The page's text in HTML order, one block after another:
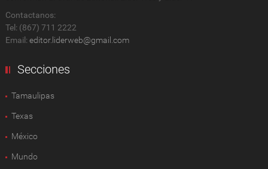
Contactanos:
Tel: (867) 711 2222
Email: editor.liderweb@gmail.com
Secciones
Tamaulipas
Texas
México
Mundo